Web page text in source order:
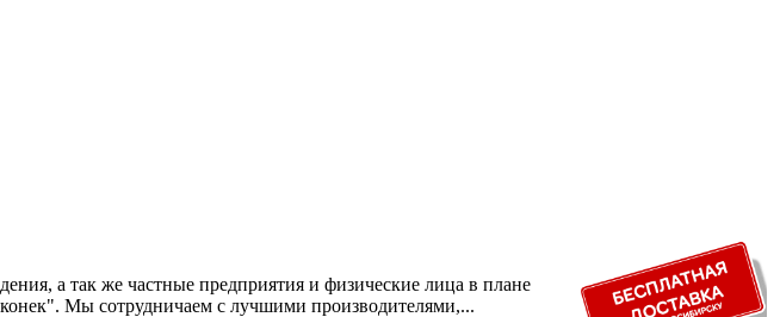
а так же частные предприятия и физические лица в плане
Мы сотрудничаем с лучшими производителями,...